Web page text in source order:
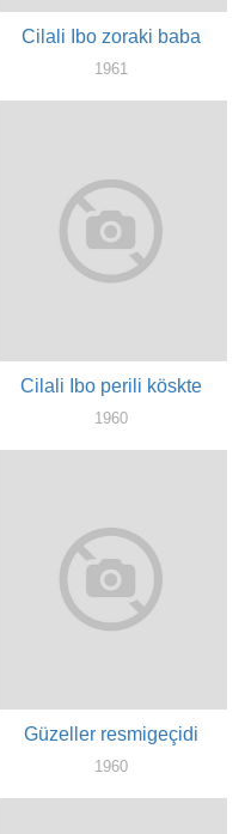
Cilali Ibo zoraki baba
1961
Cilali Ibo perili köskte
1960
Güzeller resmigeçidi
1960